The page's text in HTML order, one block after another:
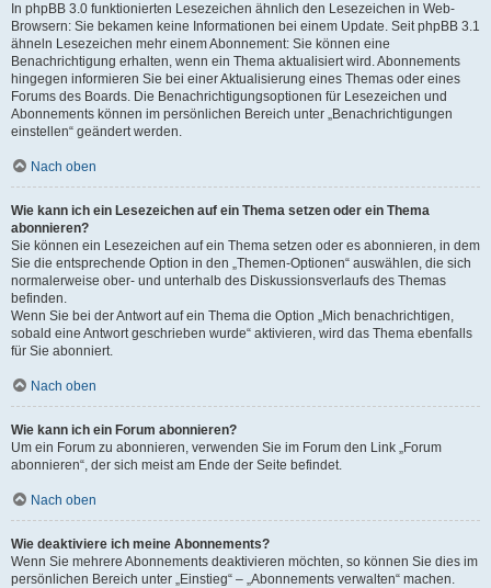
In phpBB 3.0 funktionierten Lesezeichen ähnlich den Lesezeichen in Web-
Browsern: Sie bekamen keine Informationen bei einem Update. Seit phpBB 3.1
ähneln Lesezeichen mehr einem Abonnement: Sie können eine
Benachrichtigung erhalten, wenn ein Thema aktualisiert wird. Abonnements
hingegen informieren Sie bei einer Aktualisierung eines Themas oder eines
Forums des Boards. Die Benachrichtigungsoptionen für Lesezeichen und
Abonnements können im persönlichen Bereich unter „Benachrichtigungen
einstellen“ geändert werden.
Nach oben
Wie kann ich ein Lesezeichen auf ein Thema setzen oder ein Thema
abonnieren?
Sie können ein Lesezeichen auf ein Thema setzen oder es abonnieren, in dem
Sie die entsprechende Option in den „Themen-Optionen“ auswählen, die sich
normalerweise ober- und unterhalb des Diskussionsverlaufs des Themas
befinden.
Wenn Sie bei der Antwort auf ein Thema die Option „Mich benachrichtigen,
sobald eine Antwort geschrieben wurde“ aktivieren, wird das Thema ebenfalls
für Sie abonniert.
Nach oben
Wie kann ich ein Forum abonnieren?
Um ein Forum zu abonnieren, verwenden Sie im Forum den Link „Forum
abonnieren“, der sich meist am Ende der Seite befindet.
Nach oben
Wie deaktiviere ich meine Abonnements?
Wenn Sie mehrere Abonnements deaktivieren möchten, so können Sie dies im
persönlichen Bereich unter „Einstieg“ – „Abonnements verwalten“ machen.